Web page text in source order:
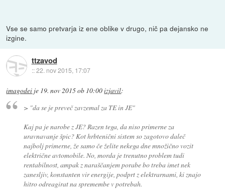
Vse se samo pretvarja iz ene oblike v drugo, nič pa dejansko ne
izgine.
ttzavod
::22. nov 2015, 17:07
imagodei je 19. nov 2015 ob 10:00izjavil:
> "da se je preveč zavzemal za TE in JE"
Kaj pa je narobe z JE? Razen tega, da niso primerne za
uravnavanje špic? Kot hrbtenični sistem so zagotovo daleč
najbolj primerne, že samo če želite nekega dne množično vozit
električne avtomobile. No, morda je trenutno problem tudi
rentabilnost, ampak z naraščanjem porabe bo treba imet nek
zanesljiv, konstanten vir energije, podprt z elektrarnami, ki znajo
hitro odreagirat na spremembe v potrebah.